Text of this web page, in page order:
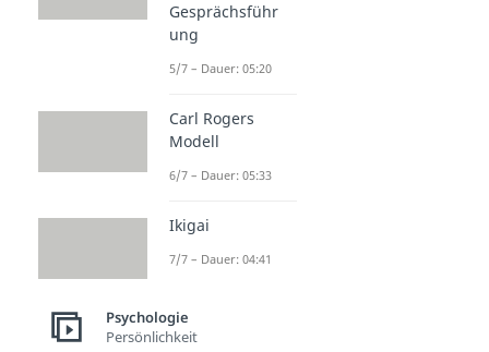
Gesprächsführ
ung
5/7 – Dauer: 05:20
Carl Rogers
Modell
6/7 – Dauer: 05:33
Ikigai
7/7 – Dauer: 04:41
Psychologie
Persönlichkeit